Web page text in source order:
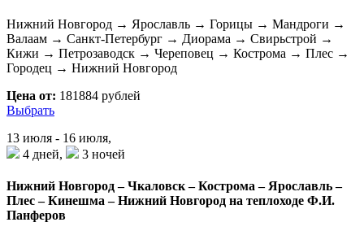
Нижний Новгород → Ярославль → Горицы → Мандроги →
Валаам → Санкт-Петербург → Диорама → Свирьстрой →
Кижи → Петрозаводск → Череповец → Кострома → Плес →
Городец → Нижний Новгород
Цена от: 181884 рублей
Выбрать
13 июля - 16 июля,
4 дней,
3 ночей
Нижний Новгород – Чкаловск – Кострома – Ярославль –
Плес – Кинешма – Нижний Новгород на теплоходе Ф.И.
Панферов